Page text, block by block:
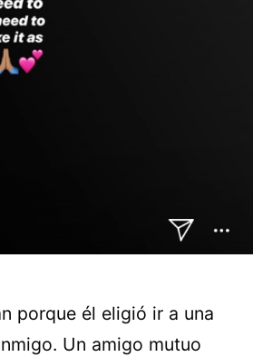
porque él eligió ir a una
Un amigo mutuo